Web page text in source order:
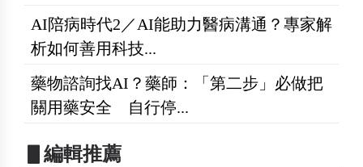
AI陪病時代2／AI能助力醫病溝通？專家解
析如何善用科技...
藥物諮詢找AI？藥師：「第二步」必做把
關用藥安全 自行停...
▋編輯推薦